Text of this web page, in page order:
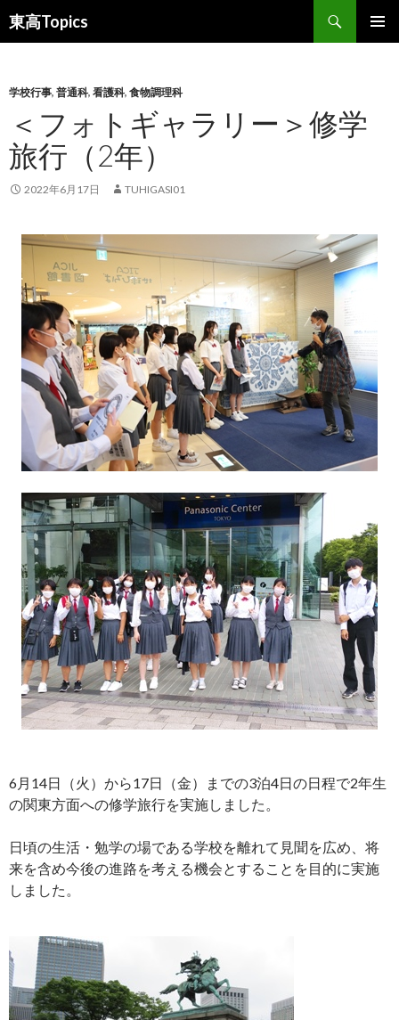
東高Topics
検
索
ン
へ
ス
キ
ッ
学校行事, 普通科, 看護科, 食物調理科
＜フォトギャラリー＞修学
旅行（2年）
2022年6月17日 TUHIGASI01
6月14日（火）から17日（金）までの3泊4日の日程で2年生
の関東方面への修学旅行を実施しました。
日頃の生活・勉学の場である学校を離れて見聞を広め、将
来を含め今後の進路を考える機会とすることを目的に実施
しました。